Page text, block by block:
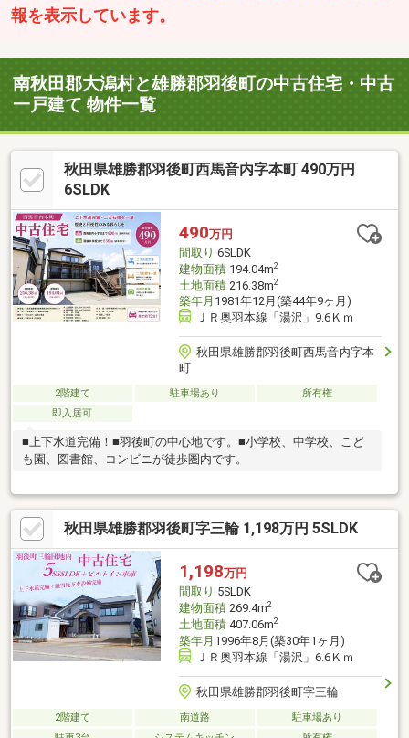
報を表示しています。
南秋田郡大潟村と雄勝郡羽後町の中古住宅・中古
一戸建て 物件一覧
秋田県雄勝郡羽後町西馬音内字本町 490万円
6SLDK
490万円
間取り 6SLDK
建物面積194.04m2
土地面積216.38m2
築年月 1981年12月(築44年9ヶ月)
ＪＲ奥羽本線「湯沢」9.6Ｋｍ
秋田県雄勝郡羽後町西馬音内字本
町
2階建て 駐車場あり
所有権
即入居可
■上下水道完備！■羽後町の中心地です。■小学校、中学校、こど
も園、図書館、コンビニが徒歩圏内です。
秋田県雄勝郡羽後町字三輪 1,198万円 5SLDK
1,198万円
間取り 5SLDK
建物面積269.4m2
土地面積407.06m2
築年月 1996年8月(築30年1ヶ月)
ＪＲ奥羽本線「湯沢」6.6Ｋｍ
秋田県雄勝郡羽後町字三輪
2階建て 南道路
駐車場あり